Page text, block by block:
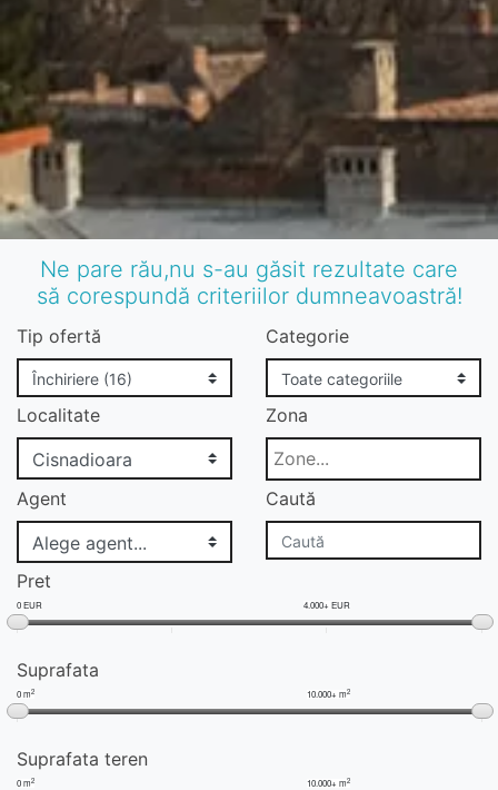
Ne pare rău,nu s-au găsit rezultate care
să corespundă criteriilor dumneavoastră!
Tip ofertă Categorie
Localitate Zona
Agent Caută
Pret
0 EUR 4.000+ EUR
Suprafata
0 m2 10.000+ m2
Suprafata teren
0 m2 10.000+ m2